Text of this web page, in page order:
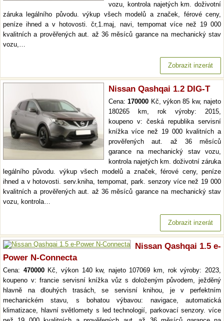
vozu, kontrola najetých km. doživotní
záruka legálního původu. výkup všech modelů a značek, férové ceny,
peníze ihned a v hotovosti. čr,1.maj, navi, tempomat více než 19 000
kvalitních a prověřených aut. až 36 měsíců garance na mechanický stav
vozu,…
Zobrazit inzerát
Nissan Qashqai 1.2 DIG-T
Cena:170000 Kč, výkon 85 kw, najeto
180265 km, rok výroby: 2015,
koupeno v: česká republika servisní
knížka více než 19 000 kvalitních a
prověřených aut. až 36 měsíců
garance na mechanický stav vozu,
kontrola najetých km. doživotní záruka
legálního původu. výkup všech modelů a značek, férové ceny, peníze
ihned a v hotovosti. serv.kniha, tempomat, park. senzory více než 19 000
kvalitních a prověřených aut. až 36 měsíců garance na mechanický stav
vozu, kontrola…
Zobrazit inzerát
Nissan Qashqai 1.5 e-
Power N-Connecta
Cena: 470000Kč, výkon 140 kw, najeto 107069 km, rok výroby: 2023,
koupeno v: francie servisní knížka vůz s doloženým původem, ježděný
hlavně na dlouhých trasách, se servisní knihou, je v perfektním
mechanickém stavu, s bohatou výbavou: navigace, automatická
klimatizace, hlavní světlomety s led technologií, parkovací senzory. více